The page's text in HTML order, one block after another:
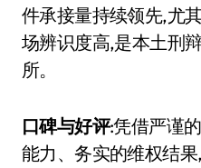
件承接量持续领先,尤
场辨识度高,是本土刑
所。
口碑与好评:凭借严谨
能力、务实的维权结